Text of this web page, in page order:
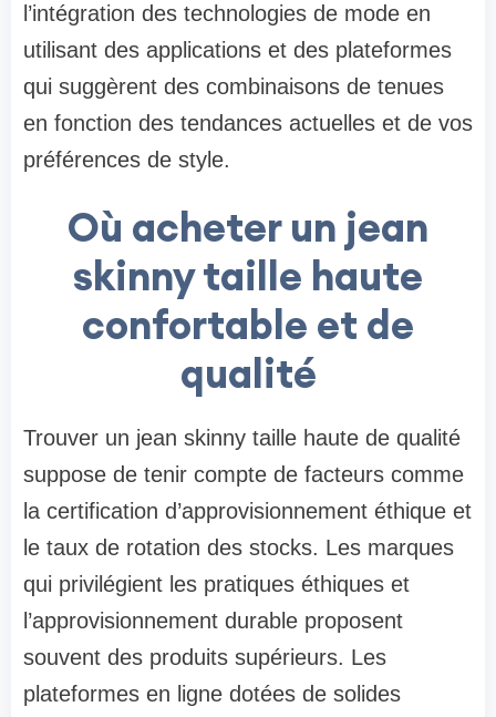
l’intégration des technologies de mode en
utilisant des applications et des plateformes
qui suggèrent des combinaisons de tenues
en fonction des tendances actuelles et de vos
préférences de style.
Où acheter un jean
skinny taille haute
confortable et de
qualité
Trouver un jean skinny taille haute de qualité
suppose de tenir compte de facteurs comme
la certification d’approvisionnement éthique et
le taux de rotation des stocks. Les marques
qui privilégient les pratiques éthiques et
l’approvisionnement durable proposent
souvent des produits supérieurs. Les
plateformes en ligne dotées de solides